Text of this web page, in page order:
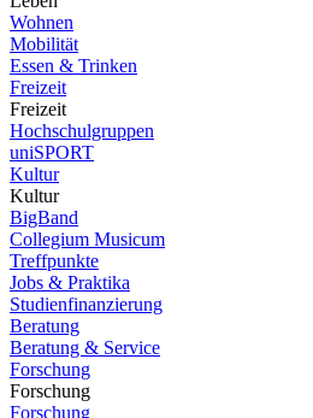
Wohnen
Mobilität
Essen & Trinken
Freizeit
Freizeit
Hochschulgruppen
uniSPORT
Kultur
Kultur
BigBand
Collegium Musicum
Treffpunkte
Jobs & Praktika
Studienfinanzierung
Beratung
Beratung & Service
Forschung
Forschung
Forschung